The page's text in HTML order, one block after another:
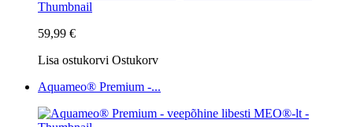
59,99 €
Lisa ostukorvi Ostukorv
Aquameo® Premium -...